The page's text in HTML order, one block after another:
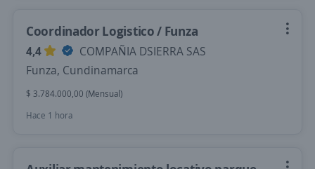
Coordinador Logistico / Funza
4,4
COMPAÑIA DSIERRA SAS
Funza, Cundinamarca
$ 3.784.000,00 (Mensual)
Hace 1 hora